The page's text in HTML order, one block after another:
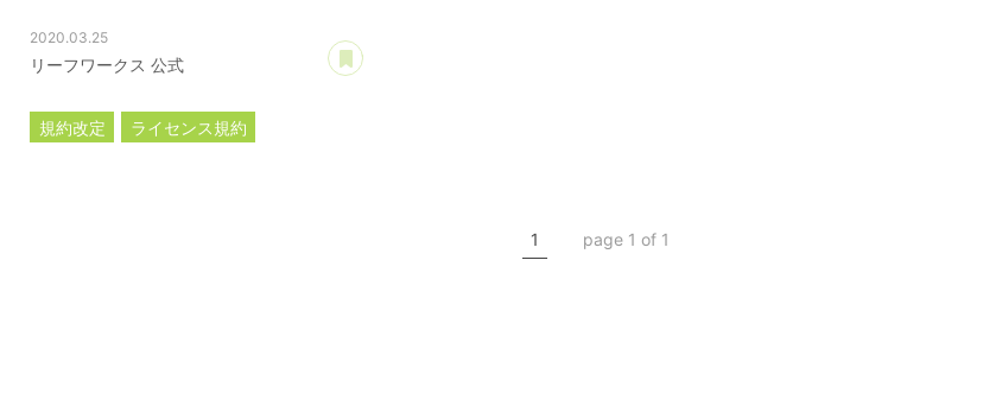
2020.03.25
リーフワークス 公式
規約改定
ライセンス規約
1 page 1 of 1